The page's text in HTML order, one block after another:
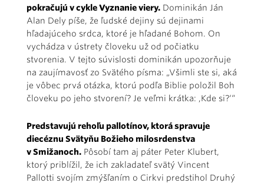
pokračujú v cykle Vyznanie viery. Dominikán Ján
Alan Dely píše, že ľudské dejiny sú dejinami
hľadajúceho srdca, ktoré je hľadané Bohom. On
vychádza v ústrety človeku už od počiatku
stvorenia. V tejto súvislosti dominikán upozorňuje
na zaujímavosť zo Svätého písma: „Všimli ste si, aká
je vôbec prvá otázka, ktorú podľa Biblie položil Boh
človeku po jeho stvorení? Je veľmi krátka: ,Kde si?‘“
Predstavujú rehoľu pallotínov, ktorá spravuje
diecéznu Svätyňu Božieho milosrdenstva
v Smižanoch. Pôsobí tam aj páter Peter Klubert,
ktorý priblížil, že ich zakladateľ svätý Vincent
Pallotti svojím zmýšľaním o Cirkvi predstihol Druhý